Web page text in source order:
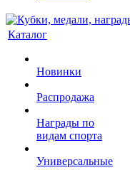
Каталог
Новинки
Распродажа
Награды по
видам спорта
Универсальные